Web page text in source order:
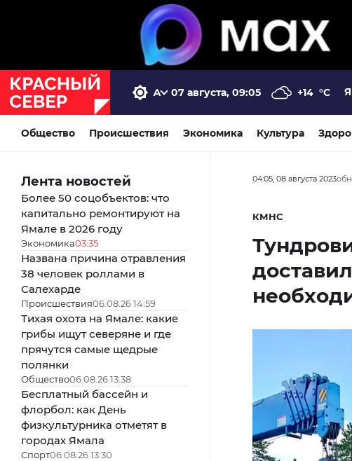
07 августа, 09:05 +14 °C
Общество Происшествия Экономика Культура
Лента новостей
Более 50 соцобъектов: что
капитально ремонтируют на
Ямале в 2026 году
Экономика03:35
Названа причина отравления
38 человек роллами в
Салехарде
Происшествия06.08.26 14:59
Тихая охота на Ямале: какие
грибы ищут северяне и где
прячутся самые щедрые
полянки
Общество06.08.26 13:38
Бесплатный бассейн и
флорбол: как День
физкультурника отметят в
городах Ямала
Спорт06.08.26 13:30
04:05, 08 августа 2023
КМНС